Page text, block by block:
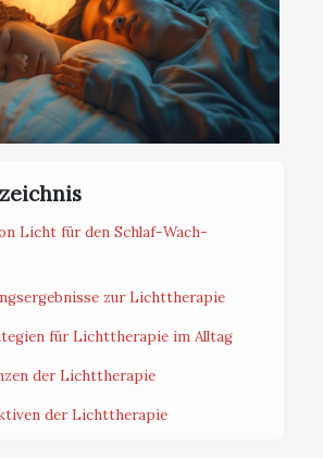
Licht für den Schlaf-Wach-
zur Lichttherapie
für Lichttherapie im Alltag
der Lichttherapie
der Lichttherapie